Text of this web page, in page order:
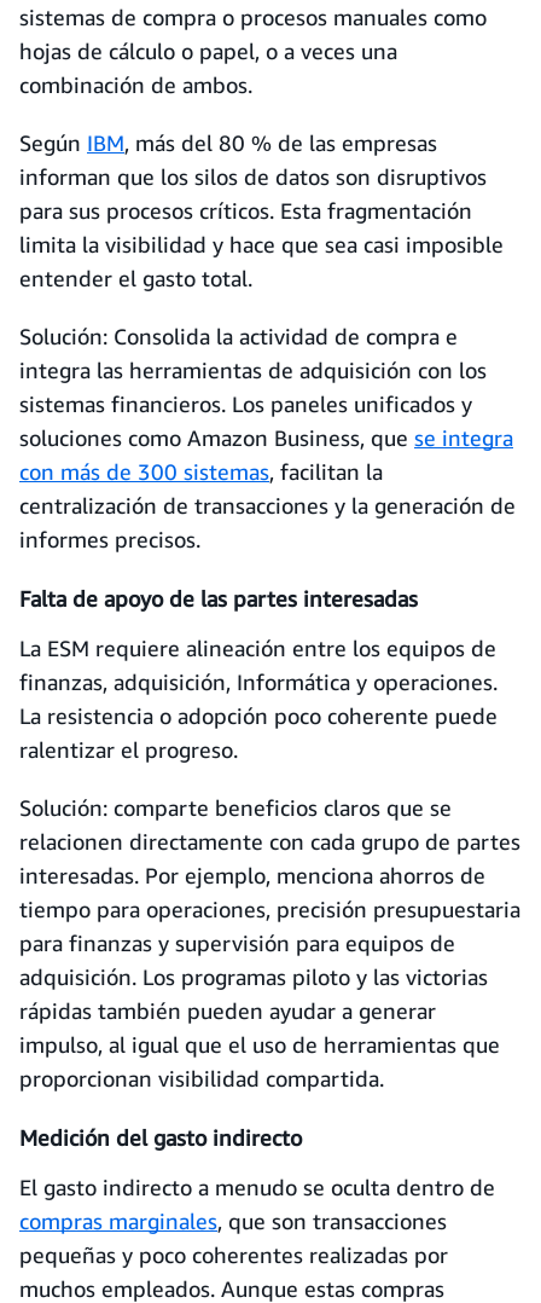
sistemas de compra o procesos manuales como
hojas de cálculo o papel, o a veces una
combinación de ambos.
Según IBM, más del 80 % de las empresas
informan que los silos de datos son disruptivos
para sus procesos críticos. Esta fragmentación
limita la visibilidad y hace que sea casi imposible
entender el gasto total.
Solución: Consolida la actividad de compra e
integra las herramientas de adquisición con los
sistemas financieros. Los paneles unificados y
soluciones como Amazon Business, que se integra
con más de 300 sistemas, facilitan la
centralización de transacciones y la generación de
informes precisos.
Falta de apoyo de las partes interesadas
La ESM requiere alineación entre los equipos de
finanzas, adquisición, Informática y operaciones.
La resistencia o adopción poco coherente puede
ralentizar el progreso.
Solución: comparte beneficios claros que se
relacionen directamente con cada grupo de partes
interesadas. Por ejemplo, menciona ahorros de
tiempo para operaciones, precisión presupuestaria
para finanzas y supervisión para equipos de
adquisición. Los programas piloto y las victorias
rápidas también pueden ayudar a generar
impulso, al igual que el uso de herramientas que
proporcionan visibilidad compartida.
Medición del gasto indirecto
El gasto indirecto a menudo se oculta dentro de
compras marginales, que son transacciones
pequeñas y poco coherentes realizadas por
muchos empleados. Aunque estas compras